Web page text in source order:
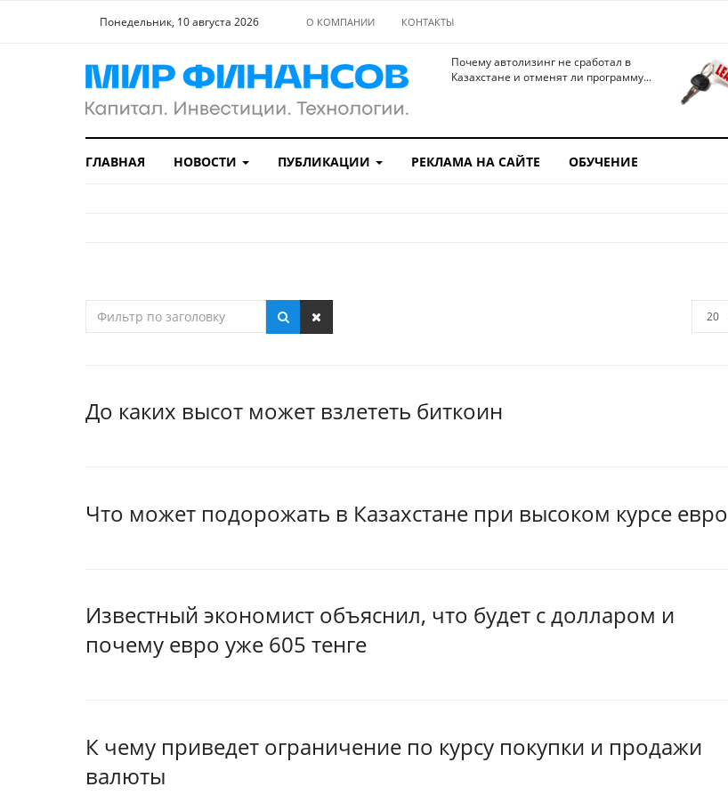
Понедельник, 10 августа 2026 О КОМПАНИИ КОНТАКТЫ
Почему автолизинг не сработал в
Казахстане и отменят ли программу...
ГЛАВНАЯ НОВОСТИ ПУБЛИКАЦИИ РЕКЛАМА НА САЙТЕ ОБУЧЕНИЕ
До каких высот может взлететь биткоин
Что может подорожать в Казахстане при высоком курсе евро
Известный экономист объяснил, что будет с долларом и
почему евро уже 605 тенге
К чему приведет ограничение по курсу покупки и продажи
валюты